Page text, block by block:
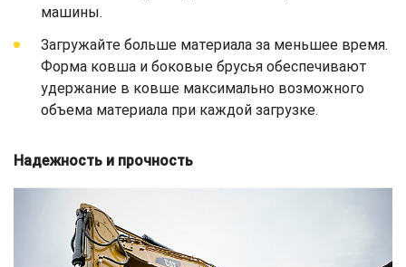
машины.
Загружайте больше материала за меньшее время.
Форма ковша и боковые брусья обеспечивают
удержание в ковше максимально возможного
объема материала при каждой загрузке.
Надежность и прочность